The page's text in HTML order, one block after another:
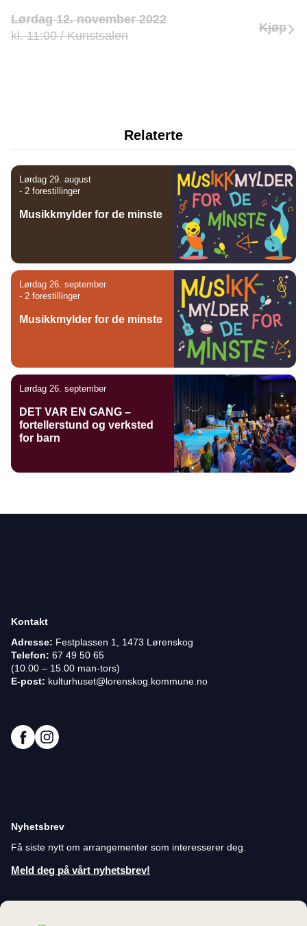
Lørdag 12. november 2022
kl. 11:00 / Kunstsalen
Kjøp
Relaterte
Lørdag 29. august
- 2 forestillinger
Musikkmylder for de minste
Lørdag 26. september
- 2 forestillinger
Musikkmylder for de minste
Lørdag 26. september
DET VAR EN GANG –
fortellerstund og verksted
for barn
Nyhetsbrev
Få siste nytt om arrangementer som interesserer deg.
Meld deg på vårt nyhetsbrev!
Kontakt
Adresse: Festplassen 1, 1473 Lørenskog
Telefon: 67 49 50 65
(10.00 – 15.00 man-tors)
E-post: kulturhuset@lorenskog.kommune.no